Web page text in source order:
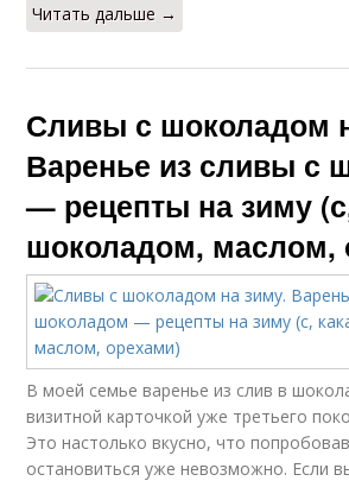
Читать дальше →
Сливы с шоколадом
Варенье из сливы с
— рецепты на зиму
шоколадом, маслом,
В моей семье варенье из слив в
визитной карточкой уже третьего
Это настолько вкусно, что
остановиться уже невозможно. Если